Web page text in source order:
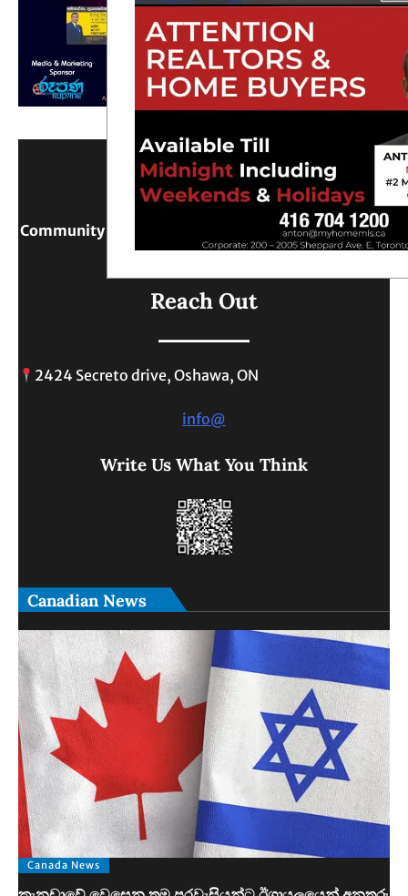
Community Digital Platform Connecting Sri Lanka &
Canada
Reach Out
2424 Secreto drive, Oshawa, ON
info@
Write Us What You Think
Canadian News
Canada News